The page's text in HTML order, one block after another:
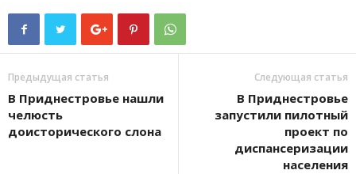
Предыдущая статья
В Приднестровье нашли
челюсть
доисторического слона
Следующая статья
В Приднестровье
запустили пилотный
проект по
диспансеризации
населения